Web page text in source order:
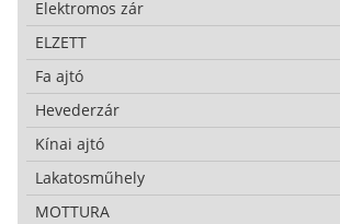
Elektromos zár
ELZETT
Fa ajtó
Hevederzár
Kínai ajtó
Lakatosműhely
MOTTURA